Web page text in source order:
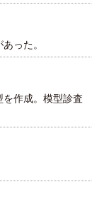
った。
作成。模型診査